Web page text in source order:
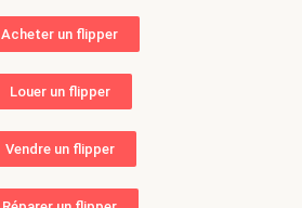
Acheter un flipper
Louer un flipper
Vendre un flipper